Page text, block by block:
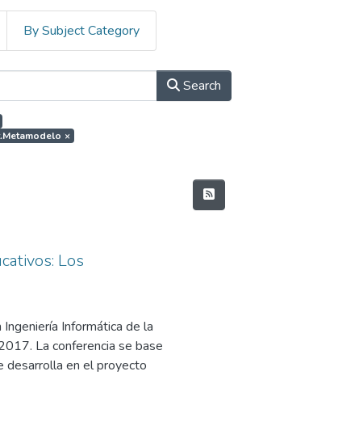
By Subject Category
Search
×
Los
Informática de la
La conferencia se base
desarrolla en el proyecto